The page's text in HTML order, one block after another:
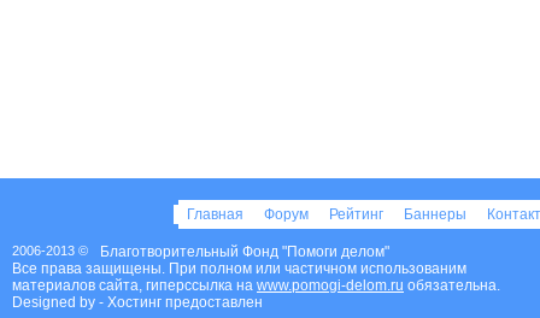
Главная Форум Рейтинг Баннеры
2006-2013 ©
Благотворительный Фонд "Помоги делом"
Все права защищены. При полном или частичном использованим
материалов сайта, гиперссылка на www.pomogi-delom.ru обязательна.
Designed by - Хостинг предоставлен